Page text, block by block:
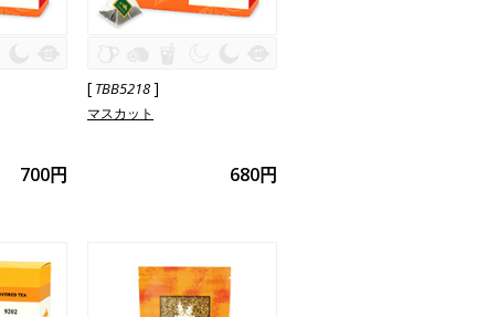
700円
[ TBB5218]
マスカット
680円